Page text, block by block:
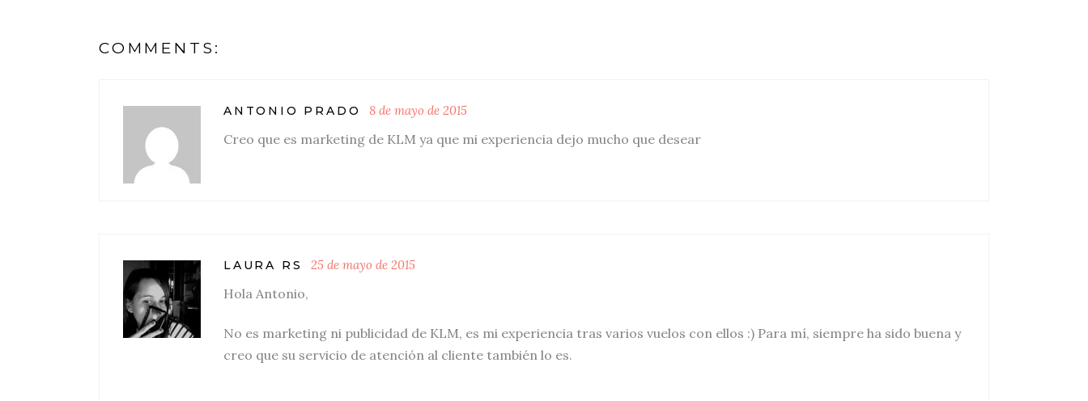
COMMENTS:
ANTONIO PRADO 8 de mayo de 2015
Creo que es marketing de KLM ya que mi experiencia dejo mucho que desear
LAURA RS 25 de mayo de 2015
Hola Antonio,
No es marketing ni publicidad de KLM, es mi experiencia tras varios vuelos con ellos :) Para mí, siempre ha sido buena y
creo que su servicio de atención al cliente también lo es.